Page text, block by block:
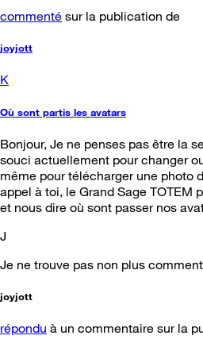
commenté sur la publication de
joyjott
K
Où sont partis les avatars
Bonjour, Je ne penses pas être la
souci actuellement pour changer
même pour télécharger une photo
appel à toi, le Grand Sage TOTEM
et nous dire où sont passer nos
J
Je ne trouve pas non plus
joyjott
répondu à un commentaire sur la